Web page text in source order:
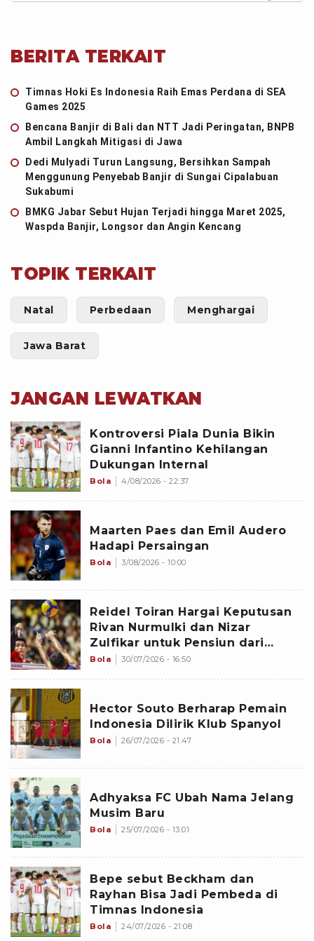
BERITA TERKAIT
Timnas Hoki Es Indonesia Raih Emas Perdana di SEA
Games 2025
Bencana Banjir di Bali dan NTT Jadi Peringatan, BNPB
Ambil Langkah Mitigasi di Jawa
Dedi Mulyadi Turun Langsung, Bersihkan Sampah
Menggunung Penyebab Banjir di Sungai Cipalabuan
Sukabumi
BMKG Jabar Sebut Hujan Terjadi hingga Maret 2025,
Waspda Banjir, Longsor dan Angin Kencang
TOPIK TERKAIT
Natal Perbedaan Menghargai
Jawa Barat
JANGAN LEWATKAN
Kontroversi Piala Dunia Bikin
Gianni Infantino Kehilangan
Dukungan Internal
Bola 4/08/2026 - 22:37
Maarten Paes dan Emil Audero
Hadapi Persaingan
Bola 3/08/2026 - 10:00
Reidel Toiran Hargai Keputusan
Rivan Nurmulki dan Nizar
Zulfikar untuk Pensiun dari
Timnas Voli Indonesia
Bola 30/07/2026 - 16:50
Hector Souto Berharap Pemain
Indonesia Dilirik Klub Spanyol
Bola 26/07/2026 - 21:47
Adhyaksa FC Ubah Nama Jelang
Musim Baru
Bola 25/07/2026 - 13:01
Bepe sebut Beckham dan
Rayhan Bisa Jadi Pembeda di
Timnas Indonesia
Bola 24/07/2026 - 21:08